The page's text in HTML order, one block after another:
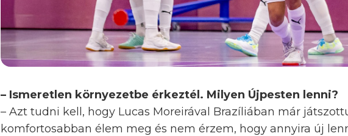
– Ismeretlen környezetbe érkeztél. Milyen Újpesten lenni?
– Azt tudni kell, hogy Lucas Moreirával Brazíliában már
komfortosabban élem meg és nem érzem, hogy annyira új